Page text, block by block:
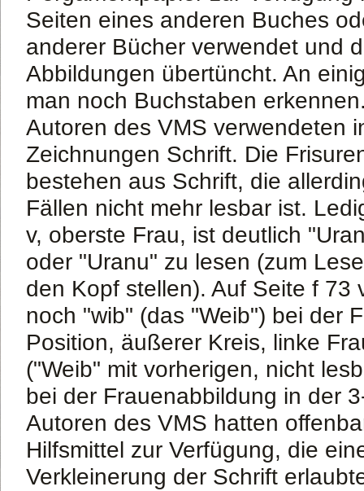
Seiten eines anderen Buches
anderer Bücher verwendet und
Abbildungen übertüncht. An
man noch Buchstaben
Autoren des VMS verwendeten
Zeichnungen Schrift. Die
bestehen aus Schrift, die
Fällen nicht mehr lesbar ist.
v, oberste Frau, ist deutlich
oder "Uranu" zu lesen (zum
den Kopf stellen). Auf Seite f 73
noch "wib" (das "Weib") bei der
Position, äußerer Kreis, linke
("Weib" mit vorherigen, nicht
bei der Frauenabbildung in der
Autoren des VMS hatten
Hilfsmittel zur Verfügung, die
Verkleinerung der Schrift